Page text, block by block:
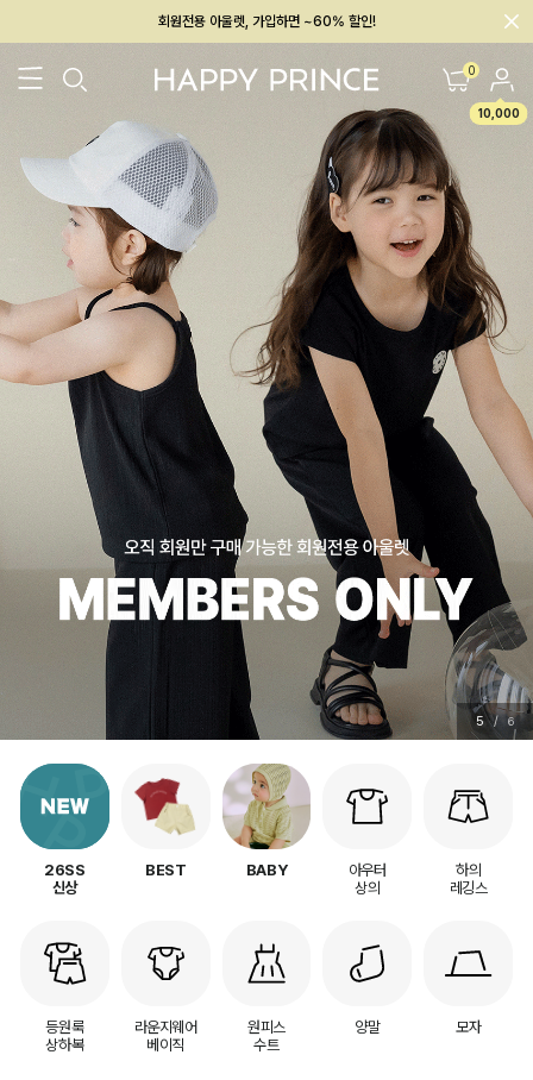
회원전용 아울렛, 가입하면 ~60% 할인!
멤버십 최대 28,000원 혜택 0
10,000
26SS 신상 BEST BABY[6~12M] 아우터/상의 하의/레깅스
5 / 6
26SS
신상
BEST BABY
아우터
상의
하의
레깅스
등원룩
상하복
라운지웨어
베이직
원피스
수트
양말 모자